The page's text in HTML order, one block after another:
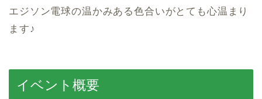
エジソン電球の温かみある色合いがとても心温まり
ます♪
イベント概要